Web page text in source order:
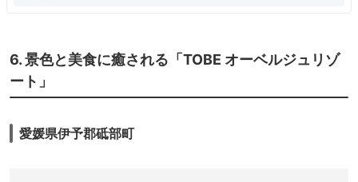
6. 景色と美食に癒される「TOBE オーベルジュリゾ
ート」
愛媛県伊予郡砥部町